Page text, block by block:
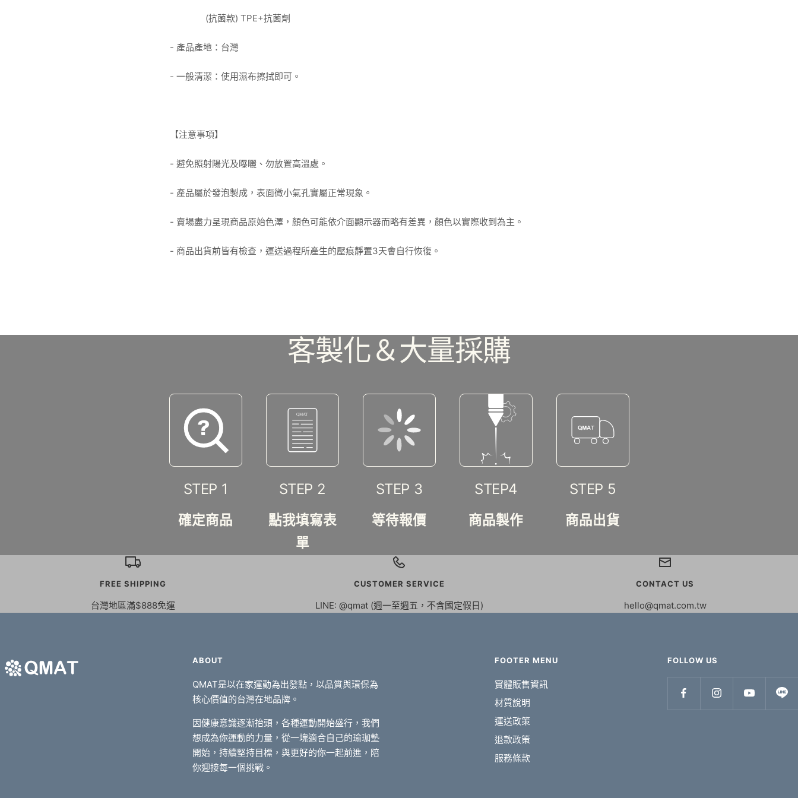
(抗菌款) TPE+抗菌劑
- 產品產地：台灣
- 一般清潔：使用濕布擦拭即可。
【注意事項】
- 避免照射陽光及曝曬、勿放置高溫處。
- 產品屬於發泡製成，表面微小氣孔實屬正常現象。
- 賣場盡力呈現商品原始色澤，顏色可能依介面顯示器而略有差異，顏色以實際收到為主。
- 商品出貨前皆有檢查，運送過程所產生的壓痕靜置3天會自行恢復。
客製化＆大量採購
STEP 1
確定商品
STEP 2
點我填寫表
單
STEP 3
等待報價
STEP4
商品製作
STEP 5
商品出貨
FREE SHIPPING
台灣地區滿$888免運
CUSTOMER SERVICE
LINE: @qmat (週一至週五，不含國定假日)
CONTACT US
hello@qmat.com.tw
ABOUT
QMAT是以在家運動為出發點，以品質與環保為
核心價值的台灣在地品牌。
因健康意識逐漸抬頭，各種運動開始盛行，我們
想成為你運動的力量，從一塊適合自己的瑜珈墊
開始，持續堅持目標，與更好的你一起前進，陪
你迎接每一個挑戰。
FOOTER MENU
實體販售資訊
材質說明
運送政策
退款政策
服務條款
FOLLOW US